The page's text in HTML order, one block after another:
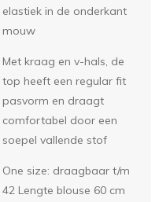
elastiek in de onderkant
mouw
Met kraag en v-hals, de
top heeft een regular fit
pasvorm en draagt
comfortabel door een
soepel vallende stof
One size: draagbaar t/m
42 Lengte blouse 60 cm